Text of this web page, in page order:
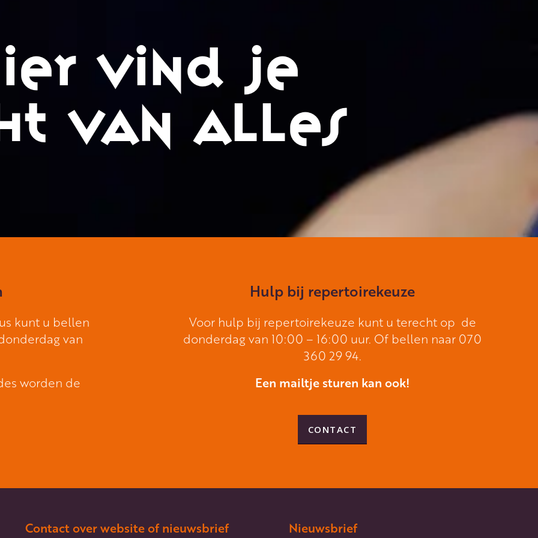
VIND JE
VAN ALLES
kunt u bellen
van
worden de
Hulp bij repertoirekeuze
Voor hulp bij repertoirekeuze kunt u terecht op de
donderdag van 10:00 – 16:00 uur. Of bellen naar 070
360 29 94.
Een mailtje sturen kan ook!
CONTACT
Contact over website of nieuwsbrief Nieuwsbrief